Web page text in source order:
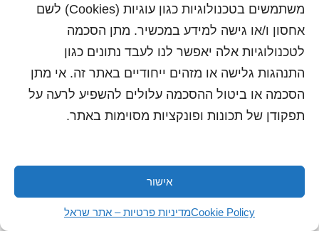
משתמשים בטכנולוגיות כגון עוגיות (Cookies) לשם
אחסון ו/או גישה למידע במכשיר. מתן הסכמה
לטכנולוגיות אלה יאפשר לנו לעבד נתונים כגון
התנהגות גלישה או מזהים ייחודיים באתר זה. אי מתן
הסכמה או ביטול ההסכמה עלולים להשפיע לרעה על
תפקודן של תכונות ופונקציות מסוימות באתר.
אישור
Cookie Policyמדיניות פרטיות – אתר שראל
כל הזכויות שמורות לשראל 2018 | עיצוב ותכנות: סטודיו
"היוצרים"